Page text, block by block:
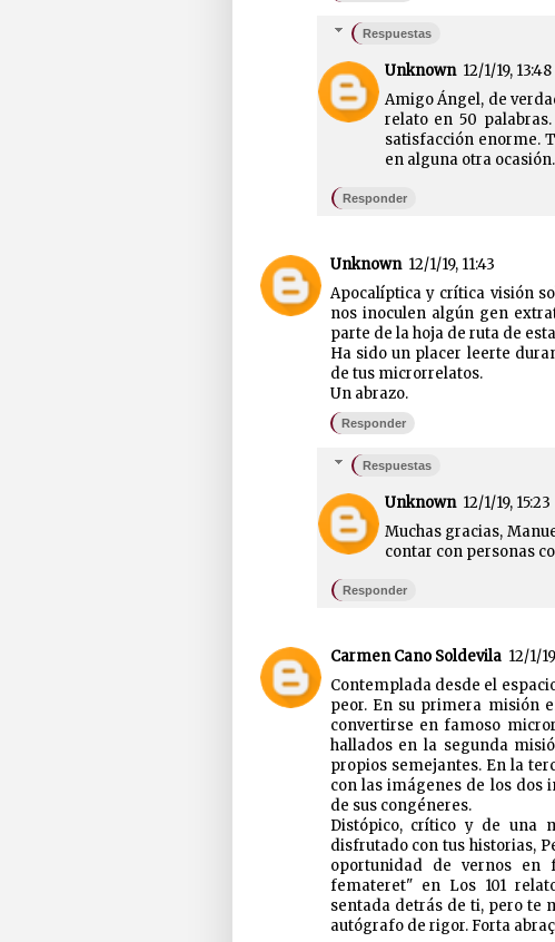
Respuestas
Unknown 12/1/19, 13:48
Amigo Ángel, de
relato en 50
satisfacción enorme.
en alguna otra
Responder
Unknown 12/1/19, 11:43
Apocalíptica y crítica visión
nos inoculen algún gen
parte de la hoja de ruta de
Ha sido un placer leerte
de tus microrrelatos.
Un abrazo.
Responder
Respuestas
Unknown 12/1/19, 15:23
Muchas gracias,
contar con personas
Responder
Carmen Cano Soldevila 12/1/
Contemplada desde el
peor. En su primera misión
convertirse en famoso
hallados en la segunda
propios semejantes. En la
con las imágenes de los dos
de sus congéneres.
Distópico, crítico y de una
disfrutado con tus historias,
oportunidad de vernos en
femateret" en Los 101
sentada detrás de ti, pero te
autógrafo de rigor. Forta